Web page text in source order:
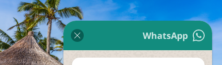
WhatsApp